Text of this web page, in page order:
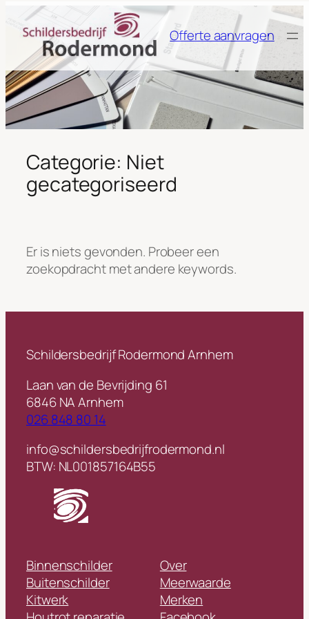
naar
inhoud
Offerte aanvragen
Categorie: Niet
gecategoriseerd
Er is niets gevonden. Probeer een
zoekopdracht met andere keywords.
Schildersbedrijf Rodermond Arnhem
Laan van de Bevrijding 61
6846 NA Arnhem
026 848 80 14
info@schildersbedrijfrodermond.nl
BTW: NL001857164B55
Binnenschilder
Buitenschilder
Kitwerk
Over
Meerwaarde
Merken